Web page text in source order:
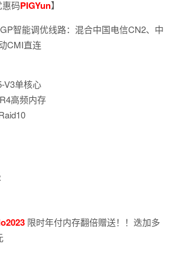
码PIGYun】
智能调优线路：混合中国电信CN2、中
CMI直连
V3单核心
高频内存
限时年付内存翻倍赠送！！迭加多